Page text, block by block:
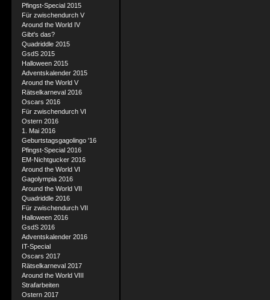
Pfingst-Special 2015
Für zwischendurch V
Around the World IV
Gibt's das?
Quadriddle 2015
GsdS 2015
Halloween 2015
Adventskalender 2015
Around the World V
Rätselkarneval 2016
Oscars 2016
Für zwischendurch VI
Ostern 2016
1. Mai 2016
Geburtstagsgagolingo '16
Pfingst-Special 2016
EM-Nichtgucker 2016
Around the World VI
Gagolympia 2016
Around the World VII
Quadriddle 2016
Für zwischendurch VII
Halloween 2016
GsdS 2016
Adventskalender 2016
IT-Special
Oscars 2017
Rätselkarneval 2017
Around the World VIII
Strafarbeiten
Ostern 2017